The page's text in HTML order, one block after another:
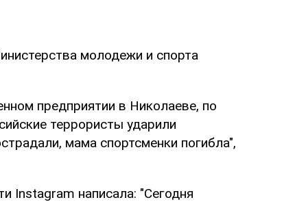
молодежи и спорта
предприятии в Николаеве, по
террористы ударили
мама спортсменки погибла",
Instagram написала: "Сегодня